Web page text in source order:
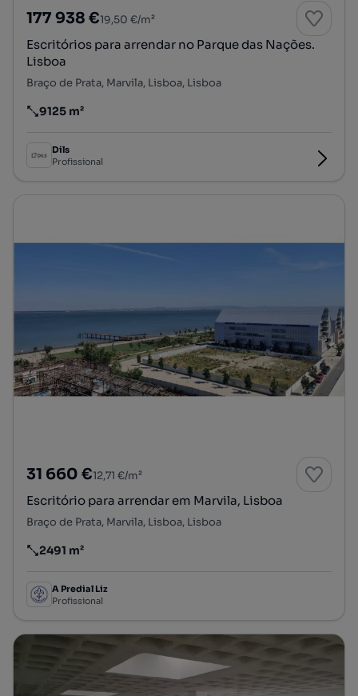
177 938 €19,50 €/m²
Escritórios para arrendar no Parque das Nações.
Lisboa
Braço de Prata, Marvila, Lisboa, Lisboa
Preço por metro quadrado
9125 m²
Dils
Profissional
31 660 €12,71 €/m²
Escritório para arrendar em Marvila, Lisboa
Braço de Prata, Marvila, Lisboa, Lisboa
Preço por metro quadrado
2491 m²
A Predial Liz
Profissional